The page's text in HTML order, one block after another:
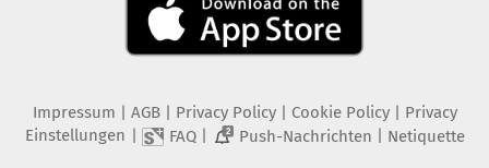
Impressum AGB Privacy Policy| Cookie Policy| Privacy
Einstellungen
FAQ| 2 Push-Nachrichten Netiquette